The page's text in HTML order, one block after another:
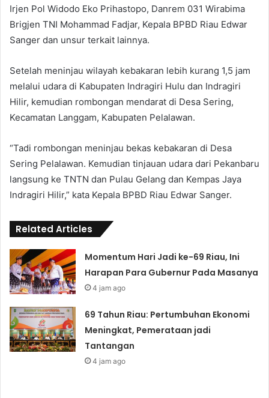
Irjen Pol Widodo Eko Prihastopo, Danrem 031 Wirabima
Brigjen TNI Mohammad Fadjar, Kepala BPBD Riau Edwar
Sanger dan unsur terkait lainnya.
Setelah meninjau wilayah kebakaran lebih kurang 1,5 jam
melalui udara di Kabupaten Indragiri Hulu dan Indragiri
Hilir, kemudian rombongan mendarat di Desa Sering,
Kecamatan Langgam, Kabupaten Pelalawan.
“Tadi rombongan meninjau bekas kebakaran di Desa
Sering Pelalawan. Kemudian tinjauan udara dari Pekanbaru
langsung ke TNTN dan Pulau Gelang dan Kempas Jaya
Indragiri Hilir,” kata Kepala BPBD Riau Edwar Sanger.
Related Articles
Momentum Hari Jadi ke-69 Riau, Ini
Harapan Para Gubernur Pada Masanya
4 jam ago
69 Tahun Riau: Pertumbuhan Ekonomi
Meningkat, Pemerataan jadi
Tantangan
4 jam ago